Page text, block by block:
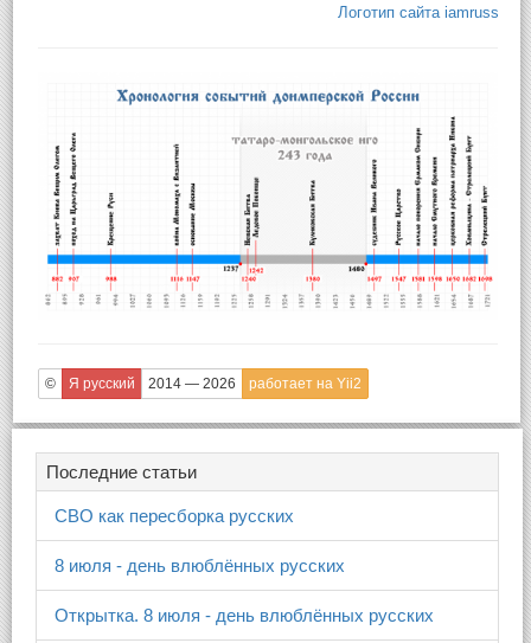
Логотип сайта iamruss
© Я русский 2014 — 2026 работает на Yii2
Последние статьи
СВО как пересборка русских
8 июля - день влюблённых русских
Открытка. 8 июля - день влюблённых русских